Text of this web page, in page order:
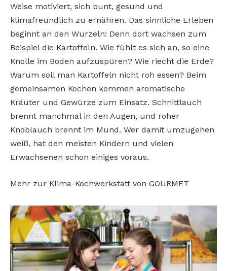
Weise motiviert, sich bunt, gesund und
klimafreundlich zu ernähren. Das sinnliche Erleben
beginnt an den Wurzeln: Denn dort wachsen zum
Beispiel die Kartoffeln. Wie fühlt es sich an, so eine
Knolle im Boden aufzuspüren? Wie riecht die Erde?
Warum soll man Kartoffeln nicht roh essen? Beim
gemeinsamen Kochen kommen aromatische
Kräuter und Gewürze zum Einsatz. Schnittlauch
brennt manchmal in den Augen, und roher
Knoblauch brennt im Mund. Wer damit umzugehen
weiß, hat den meisten Kindern und vielen
Erwachsenen schon einiges voraus.
Mehr zur Klima-Kochwerkstatt von GOURMET